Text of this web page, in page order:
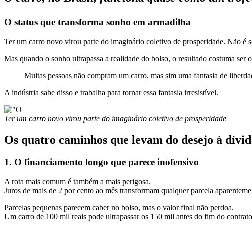
O status que transforma sonho em armadilha
Ter um carro novo virou parte do imaginário coletivo de prosperidade. Não é
Mas quando o sonho ultrapassa a realidade do bolso, o resultado costuma
Muitas pessoas não compram um carro, mas sim uma fantasia de
A indústria sabe disso e trabalha para tornar essa fantasia irresistível.
Ter um carro novo virou parte do imaginário coletivo de prosperidade
Os quatro caminhos que levam do desejo à
1. O financiamento longo que parece inofensivo
A rota mais comum é também a mais perigosa.
Juros de mais de 2 por cento ao mês transformam qualquer parcela
Parcelas pequenas parecem caber no bolso, mas o valor final não perdoa.
Um carro de 100 mil reais pode ultrapassar os 150 mil antes do fim do